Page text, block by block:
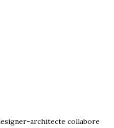
architecte collabore